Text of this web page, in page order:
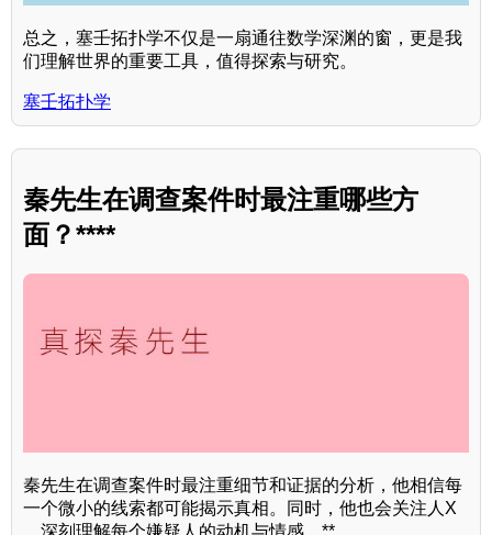
总之，塞壬拓扑学不仅是一扇通往数学深渊的窗，更是我
们理解世界的重要工具，值得探索与研究。
塞壬拓扑学
秦先生在调查案件时最注重哪些方
面？****
秦先生在调查案件时最注重细节和证据的分析，他相信每
一个微小的线索都可能揭示真相。同时，他也会关注人X
，深刻理解每个嫌疑人的动机与情感。**